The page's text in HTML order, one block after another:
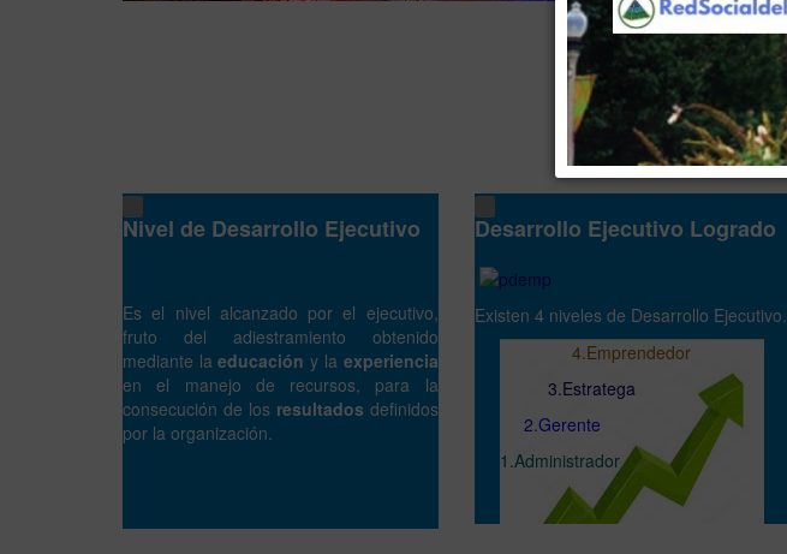
Nivel de Desarrollo Ejecutivo
Es el nivel alcanzado por el ejecutivo,
fruto del adiestramiento obtenido
mediante laeducación y la experiencia
en el manejo de recursos, para la
consecución de los resultados definidos
por la organización.
Desarrollo Ejecutivo Logrado
Existen 4 niveles de Desarrollo Ejecutivo.
4.Emprendedor
3.Estratega
2.Gerente
1.Administrador